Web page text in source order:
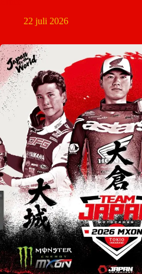
22 juli 2026